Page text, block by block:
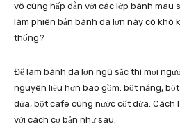
vô cùng hấp dẫn với các lớp bánh màu
làm phiên bản bánh da lợn này có khó
thống?
Để làm bánh da lợn ngũ sắc thì mọi
nguyên liệu hơn bao gồm: bột năng,
dứa, bột cafe cùng nước cốt dừa. Cách
với cách cơ bản như sau: